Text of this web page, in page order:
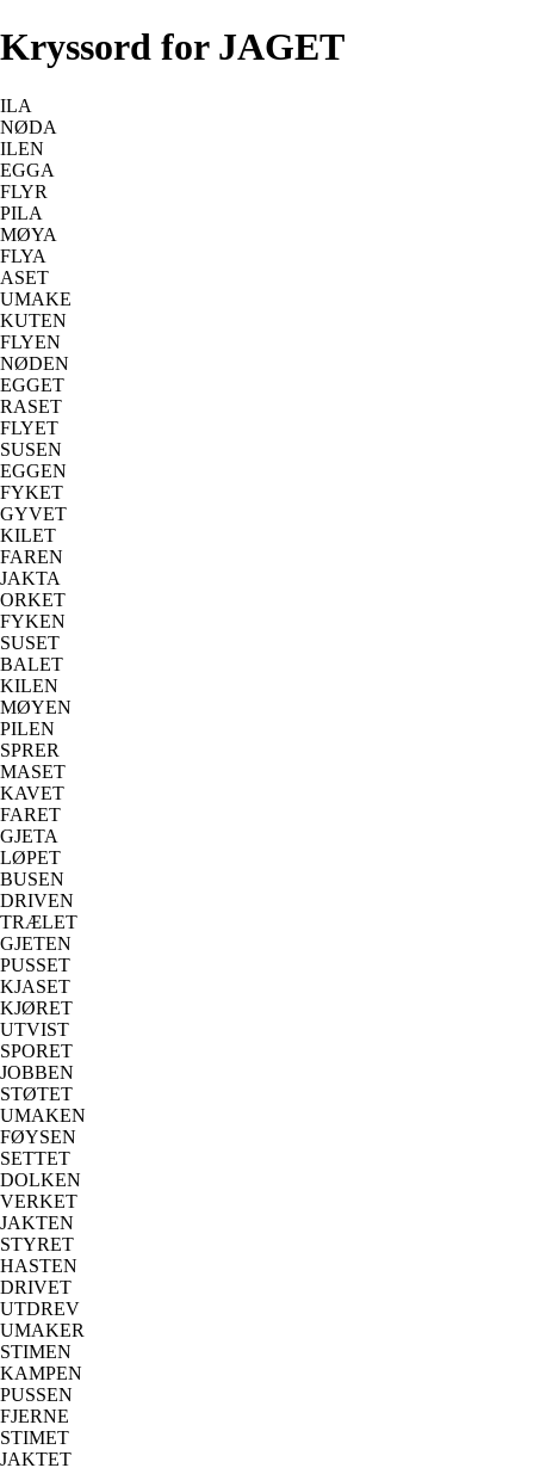
Kryssord for JAGET
ILA
NØDA
ILEN
EGGA
FLYR
PILA
MØYA
FLYA
ASET
UMAKE
KUTEN
FLYEN
NØDEN
EGGET
RASET
FLYET
SUSEN
EGGEN
FYKET
GYVET
KILET
FAREN
JAKTA
ORKET
FYKEN
SUSET
BALET
KILEN
MØYEN
PILEN
SPRER
MASET
KAVET
FARET
GJETA
LØPET
BUSEN
DRIVEN
TRÆLET
GJETEN
PUSSET
KJASET
KJØRET
UTVIST
SPORET
JOBBEN
STØTET
UMAKEN
FØYSEN
SETTET
DOLKEN
VERKET
JAKTEN
STYRET
HASTEN
DRIVET
UTDREV
UMAKER
STIMEN
KAMPEN
PUSSEN
FJERNE
STIMET
JAKTET